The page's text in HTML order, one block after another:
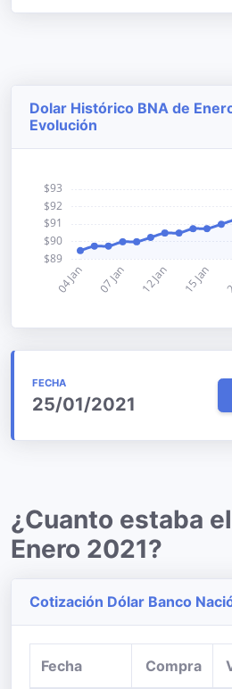
Dolar Histórico BNA de
Evolución
FECHA
25/01/2021
¿Cuanto estaba
Enero 2021?
Cotización Dólar Banco
Fecha Compra